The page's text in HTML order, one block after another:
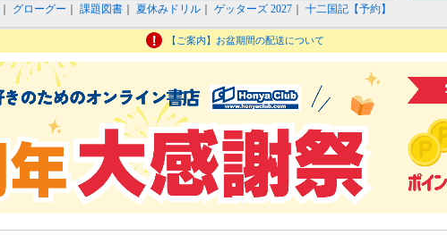
グローグー 課題図書 夏休みドリル ゲッターズ 2027 十二国記【予約】
【ご案内】お盆期間の配送について